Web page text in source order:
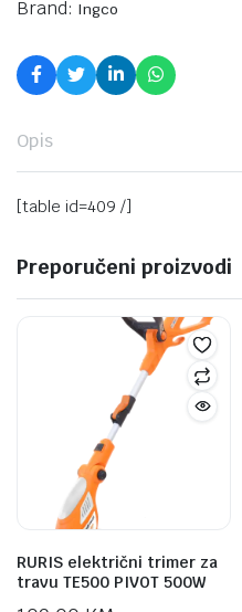
Brand: Ingco
Opis
[table id=409 /]
Preporučeni proizvodi
RURIS električni trimer za
travu TE500 PIVOT 500W